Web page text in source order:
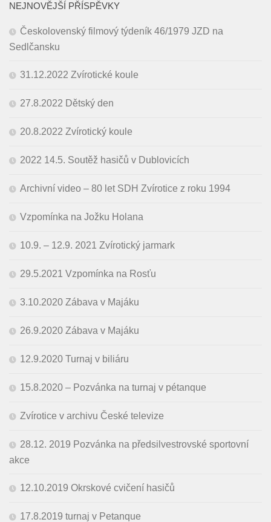
NEJNOVĚJŠÍ PŘÍSPĚVKY
Českolovenský filmový týdeník 46/1979 JZD na
Sedlčansku
31.12.2022 Zvírotické koule
27.8.2022 Dětský den
20.8.2022 Zvírotický koule
2022 14.5. Soutěž hasičů v Dublovicích
Archivní video – 80 let SDH Zvírotice z roku 1994
Vzpomínka na Jožku Holana
10.9. – 12.9. 2021 Zvírotický jarmark
29.5.2021 Vzpomínka na Rosťu
3.10.2020 Zábava v Majáku
26.9.2020 Zábava v Majáku
12.9.2020 Turnaj v biliáru
15.8.2020 – Pozvánka na turnaj v pétanque
Zvírotice v archivu České televize
28.12. 2019 Pozvánka na předsilvestrovské sportovní
akce
12.10.2019 Okrskové cvičení hasičů
17.8.2019 turnaj v Petanque